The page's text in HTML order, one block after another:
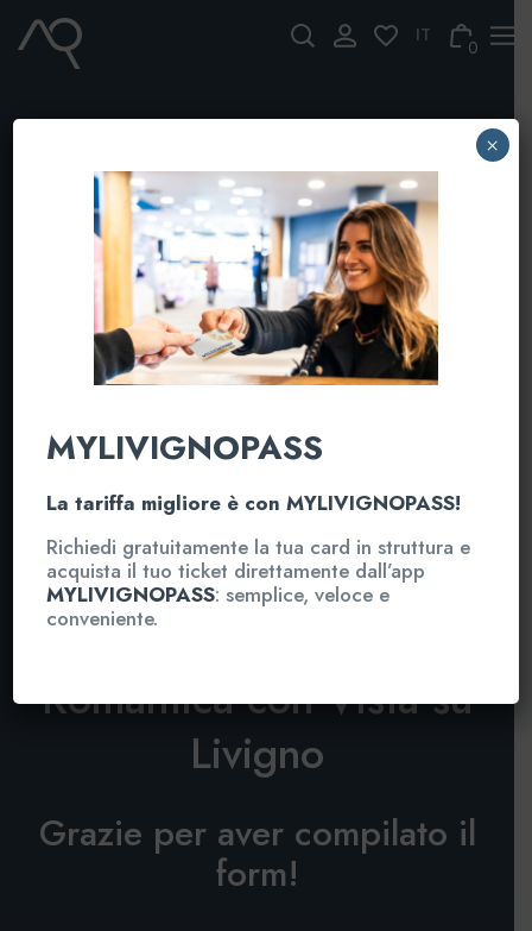
content
0
San Valentino al Bistrot di
Aquagranda: Una Cena
Romantica con Vista su
Livigno
Grazie per aver compilato il
form!
MYLIVIGNOPASS
La tariffa migliore è con MYLIVIGNOPASS!
Richiedi gratuitamente la tua card in struttura e
acquista il tuo ticket direttamente dall’app
MYLIVIGNOPASS: semplice, veloce e
conveniente.
×